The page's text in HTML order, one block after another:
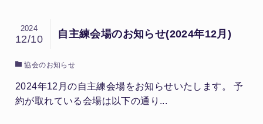
自主練会場のお知らせ(2024年12月)
2024
12/10
協会のお知らせ
2024年12月の自主練会場をお知らせいたします。 予
約が取れている会場は以下の通り...